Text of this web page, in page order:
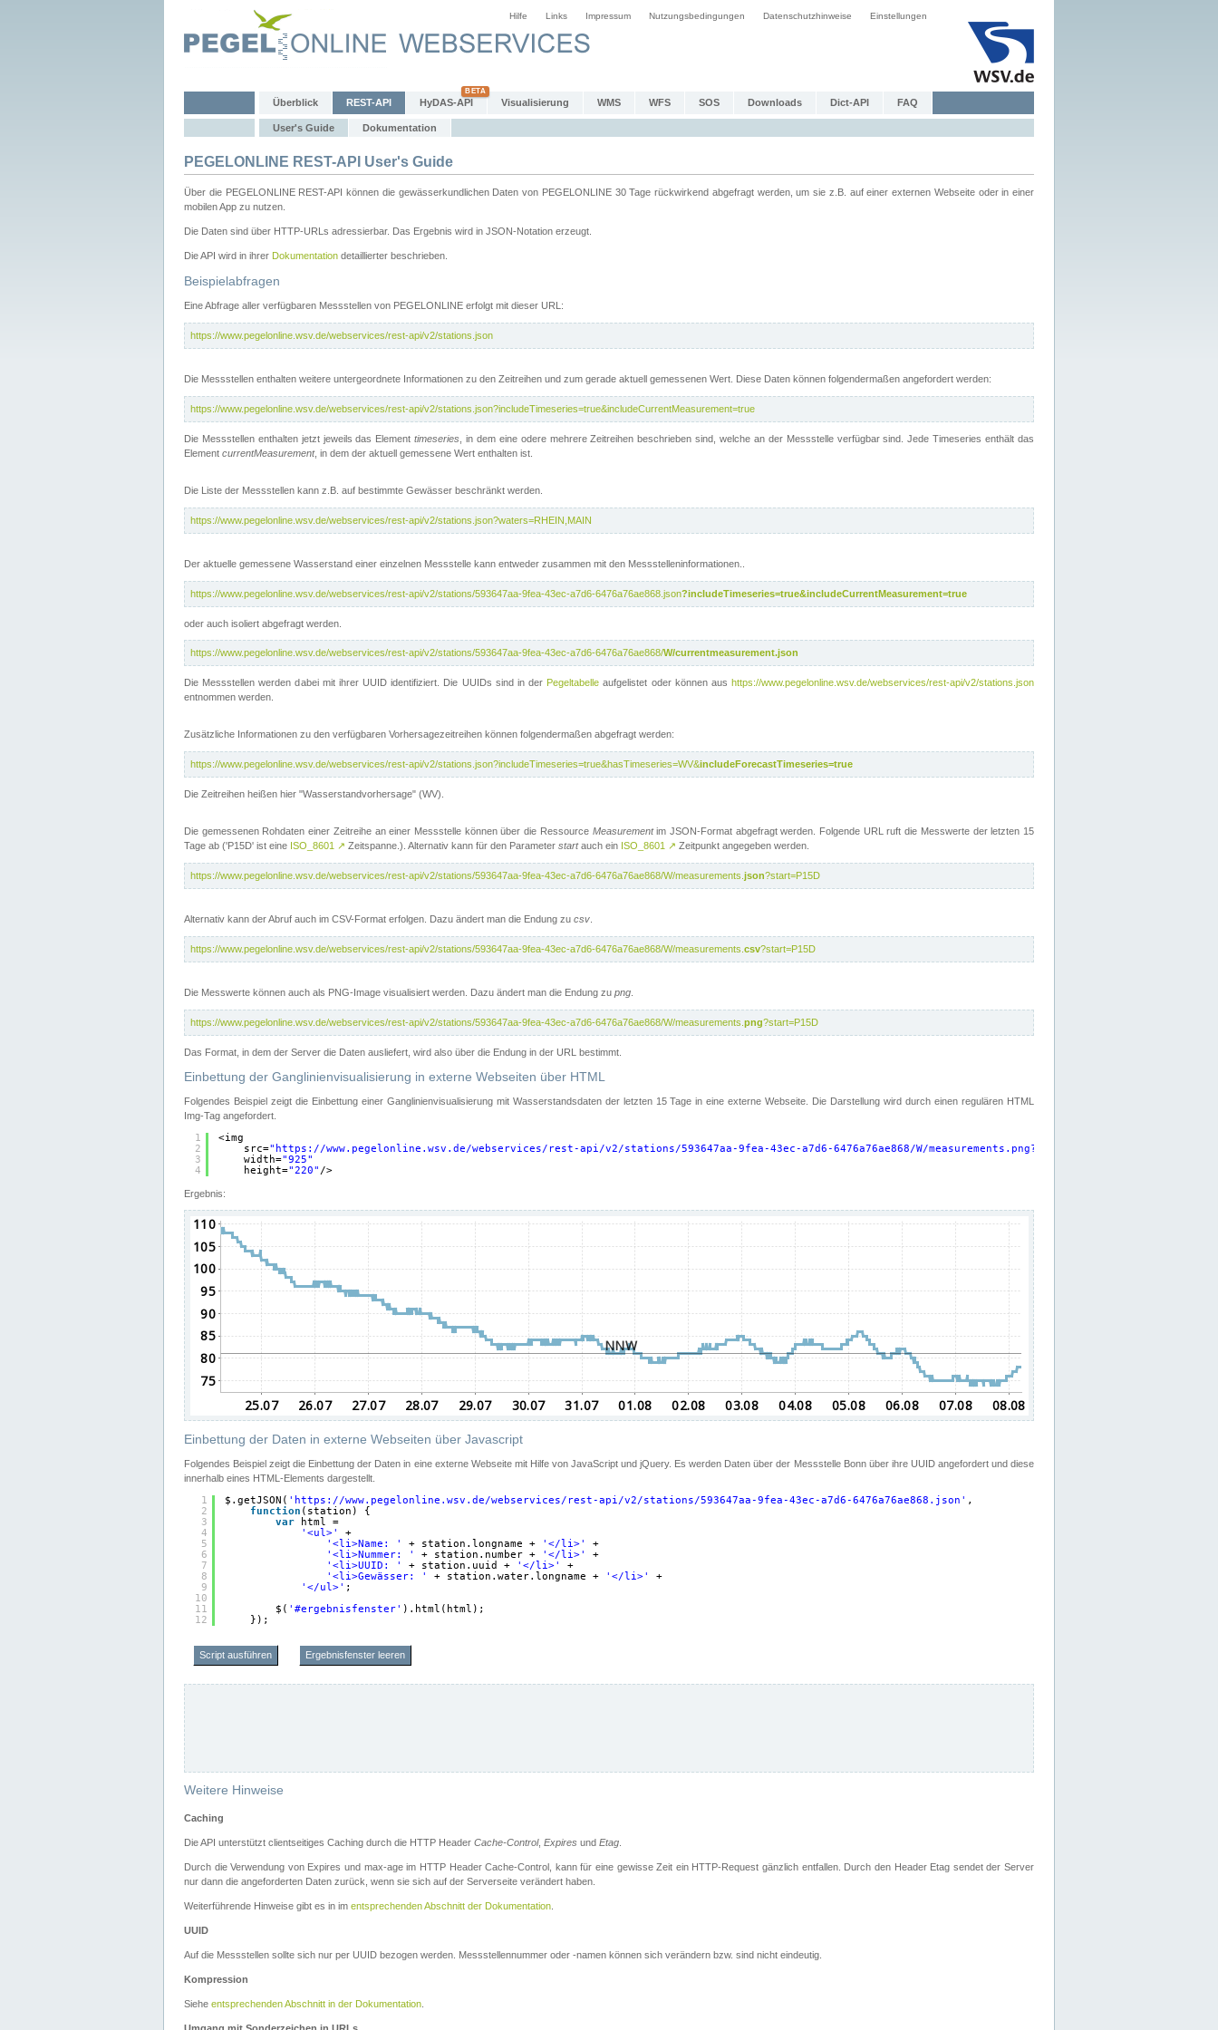
Hilfe Links Impressum Nutzungsbedingungen Datenschutzhinweise Einstellungen
Überblick REST-API HyDAS-API Visualisierung WMS WFS SOS Downloads Dict-API FAQ
User's Guide Dokumentation
PEGELONLINE REST-API User's Guide
Über die PEGELONLINE REST-API können die gewässerkundlichen Daten von PEGELONLINE 30 Tage rückwirkend abgefragt werden, um sie z.B. auf einer externen Webseite oder in einer
mobilen App zu nutzen.
Die Daten sind über HTTP-URLs adressierbar. Das Ergebnis wird in JSON-Notation erzeugt.
Die API wird in ihrer Dokumentation detaillierter beschrieben.
Beispielabfragen
Eine Abfrage aller verfügbaren Messstellen von PEGELONLINE erfolgt mit dieser URL:
https://www.pegelonline.wsv.de/webservices/rest-api/v2/stations.json
Die Messstellen enthalten weitere untergeordnete Informationen zu den Zeitreihen und zum gerade aktuell gemessenen Wert. Diese Daten können folgendermaßen angefordert werden:
https://www.pegelonline.wsv.de/webservices/rest-api/v2/stations.json?includeTimeseries=true&includeCurrentMeasurement=true
Die Messstellen enthalten jetzt jeweils das Elementtimeseries , in dem eine odere mehrere Zeitreihen beschrieben sind, welche an der Messstelle verfügbar sind. Jede Timeseries enthält das
Element currentMeasurement, in dem der aktuell gemessene Wert enthalten ist.
Die Liste der Messstellen kann z.B. auf bestimmte Gewässer beschränkt werden.
https://www.pegelonline.wsv.de/webservices/rest-api/v2/stations.json?waters=RHEIN,MAIN
Der aktuelle gemessene Wasserstand einer einzelnen Messstelle kann entweder zusammen mit den Messstelleninformationen..
https://www.pegelonline.wsv.de/webservices/rest-api/v2/stations/593647aa-9fea-43ec-a7d6-6476a76ae868.json?includeTimeseries=true&includeCurrentMeasurement=true
oder auch isoliert abgefragt werden.
https://www.pegelonline.wsv.de/webservices/rest-api/v2/stations/593647aa-9fea-43ec-a7d6-6476a76ae868/W/currentmeasurement.json
Die Messstellen werden dabei mit ihrer UUID identifiziert. Die UUIDs sind in der Pegeltabelle aufgelistet oder können aushttps://www.pegelonline.wsv.de/webservices/rest-api/v2/stations.json
entnommen werden.
Zusätzliche Informationen zu den verfügbaren Vorhersagezeitreihen können folgendermaßen abgefragt werden:
https://www.pegelonline.wsv.de/webservices/rest-api/v2/stations.json?includeTimeseries=true&hasTimeseries=WV&includeForecastTimeseries=true
Die Zeitreihen heißen hier "Wasserstandvorhersage" (WV).
Die gemessenen Rohdaten einer Zeitreihe an einer Messstelle können über die Ressource Measurementim JSON-Format abgefragt werden. Folgende URL ruft die Messwerte der letzten 15
Tage ab ('P15D' ist eine ISO_8601 ↗ Zeitspanne.). Alternativ kann für den Parameter startauch ein ISO_8601 ↗ Zeitpunkt angegeben werden.
https://www.pegelonline.wsv.de/webservices/rest-api/v2/stations/593647aa-9fea-43ec-a7d6-6476a76ae868/W/measurements. json?start=P15D
Alternativ kann der Abruf auch im CSV-Format erfolgen. Dazu ändert man die Endung zu csv
https://www.pegelonline.wsv.de/webservices/rest-api/v2/stations/593647aa-9fea-43ec-a7d6-6476a76ae868/W/measurements. csv?start=P15D
Die Messwerte können auch als PNG-Image visualisiert werden. Dazu ändert man die Endung zu png
https://www.pegelonline.wsv.de/webservices/rest-api/v2/stations/593647aa-9fea-43ec-a7d6-6476a76ae868/W/measurements. png?start=P15D
Das Format, in dem der Server die Daten ausliefert, wird also über die Endung in der URL bestimmt.
Einbettung der Ganglinienvisualisierung in externe Webseiten über HTML
Folgendes Beispiel zeigt die Einbettung einer Ganglinienvisualisierung mit Wasserstandsdaten der letzten 15 Tage in eine externe Webseite. Die Darstellung wird durch einen regulären HTML
Img-Tag angefordert.
1
2
3
4
<img
src=" https://www.pegelonline.wsv.de/webservices/rest-api/v2/stations/593647aa-9fea-43ec-a7d6-6476a76ae868/W/
width="925"
height="220" />
Ergebnis:
Einbettung der Daten in externe Webseiten über Javascript
Folgendes Beispiel zeigt die Einbettung der Daten in eine externe Webseite mit Hilfe von JavaScript und jQuery. Es werden Daten über der Messstelle Bonn über ihre UUID angefordert und diese
innerhalb eines HTML-Elements dargestellt.
1
2
3
4
5
6
7
8
9
10
11
12
$.getJSON( ' https://www.pegelonline.wsv.de/webservices/rest-api/v2/stations/593647aa-9fea-43ec-a7d6-6476a76ae868.json ' ,
function (station) {
var
html =
'<ul>'
+
'<li>Name: '
+ station.longname + '</li>'
+
'<li>Nummer: '
+ station.number + '</li>'
+
'<li>UUID: '
+ station.uuid + '</li>'
+
'<li>Gewässer: '
+ station.water.longname + '</li>'
+
'</ul>' ;
$( '#ergebnisfenster' ).html(html);
});
Script ausführen Ergebnisfenster leeren
Weitere Hinweise
Caching
Die API unterstützt clientseitiges Caching durch die HTTP Header Cache-Control, Expires und Etag.
Durch die Verwendung von Expires und max-age im HTTP Header Cache-Control, kann für eine gewisse Zeit ein HTTP-Request gänzlich entfallen. Durch den Header Etag sendet der Server
nur dann die angeforderten Daten zurück, wenn sie sich auf der Serverseite verändert haben.
Weiterführende Hinweise gibt es in im entsprechenden Abschnitt der Dokumentation.
UUID
Auf die Messstellen sollte sich nur per UUID bezogen werden. Messstellennummer oder -namen können sich verändern bzw. sind nicht eindeutig.
Kompression
Siehe entsprechenden Abschnitt in der Dokumentation.